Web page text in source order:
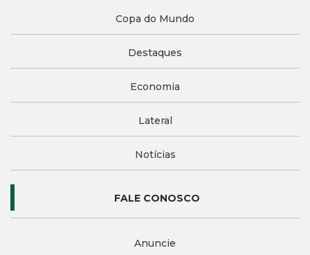
Copa do Mundo
Destaques
Economia
Lateral
Notícias
FALE CONOSCO
Anuncie